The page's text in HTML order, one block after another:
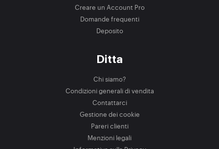
Creare un Account Pro
Domande frequenti
Deposito
Ditta
Chi siamo?
Condizioni generali di vendita
Contattarci
Gestione dei cookie
Pareri clienti
Menzioni legali